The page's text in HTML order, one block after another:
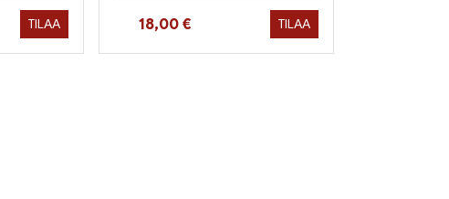
TILAA Hinta nyt
18,00 € TILAA